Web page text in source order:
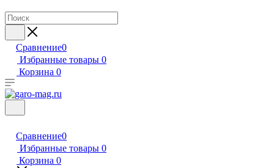
Сравнение0
Избранные товары 0
Корзина 0
Сравнение0
Избранные товары 0
Корзина 0